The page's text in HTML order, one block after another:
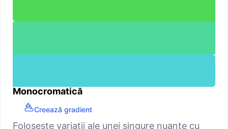
Monocromatică
Creează gradient
Folosește variații ale unei singure nuanțe cu